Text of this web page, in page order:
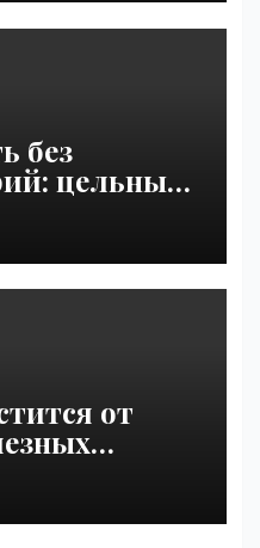
без
цельные
|
от
|